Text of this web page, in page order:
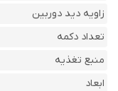
زاویه دید دوربین
تعداد دکمه
منبع تغذیه
ابعاد